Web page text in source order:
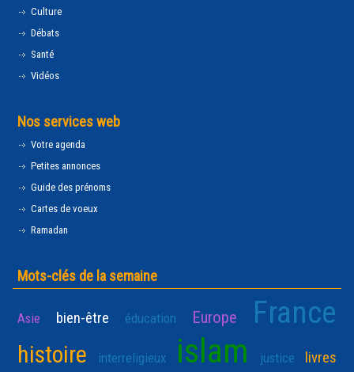
Culture
Débats
Santé
Vidéos
Nos services web
Votre agenda
Petites annonces
Guide des prénoms
Cartes de voeux
Ramadan
Mots-clés de la semaine
Asie bien-être éducation Europe France
histoire interreligieux islam justice livres